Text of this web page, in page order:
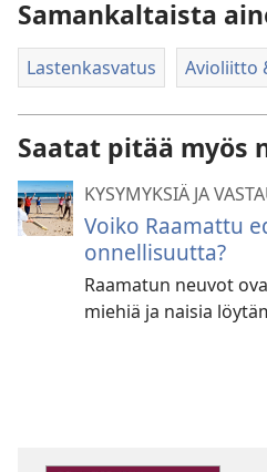
Samankaltaista
Lastenkasvatus Avioliitto
Saatat pitää myös
KYSYMYKSIÄ JA
Voiko Raamattu
onnellisuutta?
Raamatun neuvot
miehiä ja naisia